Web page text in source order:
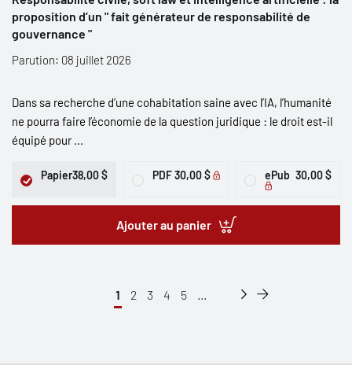
proposition d’un " fait générateur de responsabilité de
gouvernance "
Parution: 08 juillet 2026
Dans sa recherche d’une cohabitation saine avec l’IA, l’humanité
ne pourra faire l’économie de la question juridique : le droit est-il
équipé pour ...
Papier38,00 $ PDF30,00 $ ePub 30,00 $
Ajouter au panier
1 2 3 4 5 ...